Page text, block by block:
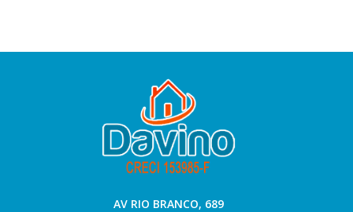
AV RIO BRANCO, 689